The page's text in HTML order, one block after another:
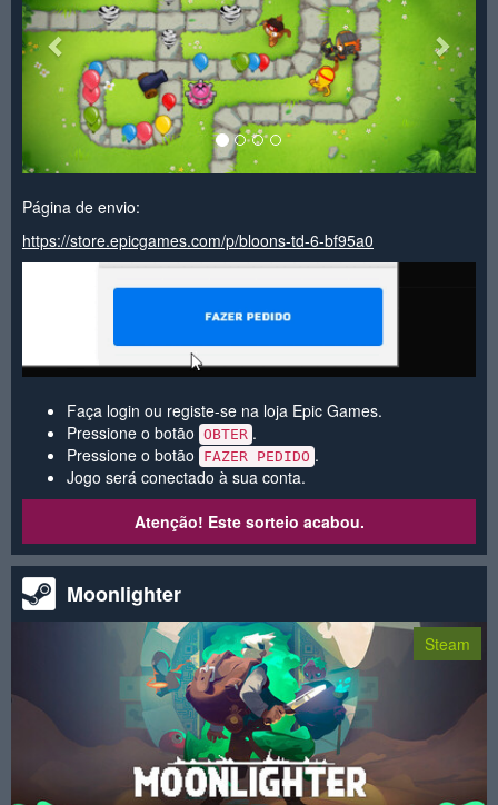
Página de envio:
https://store.epicgames.com/p/bloons-td-6-bf95a0
Faça login ou registe-se na loja Epic Games.
Pressione o botão OBTER .
Pressione o botão
FAZER PEDIDO .
Jogo será conectado à sua conta.
Atenção! Este sorteio acabou.
Moonlighter
Steam